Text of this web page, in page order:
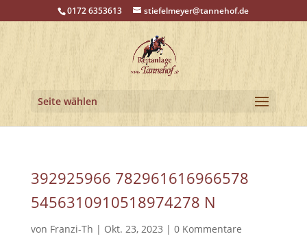
0172 6353613 stiefelmeyer@tannehof.de
Seite wählen
392925966 782961616966578
5456310910518974278 N
von Franzi-Th | Okt. 23, 2023 | 0 Kommentare